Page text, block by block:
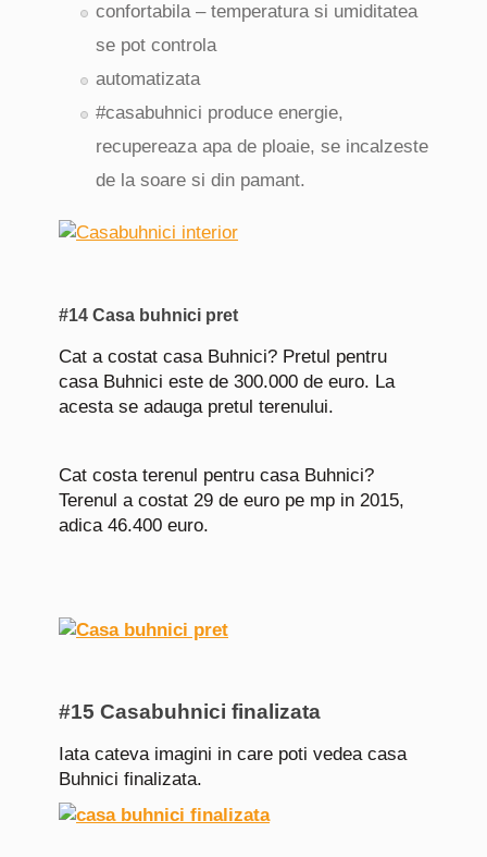
confortabila – temperatura si umiditatea
se pot controla
automatizata
#casabuhnici produce energie,
recupereaza apa de ploaie, se incalzeste
de la soare si din pamant.
#14 Casa buhnici pret
Cat a costat casa Buhnici? Pretul pentru
casa Buhnici este de 300.000 de euro. La
acesta se adauga pretul terenului.
Cat costa terenul pentru casa Buhnici?
Terenul a costat 29 de euro pe mp in 2015,
adica 46.400 euro.
#15 Casabuhnici finalizata
Iata cateva imagini in care poti vedea casa
Buhnici finalizata.